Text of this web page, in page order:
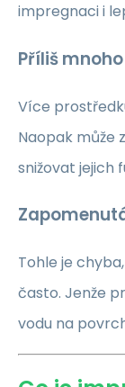
impregnaci i
Příliš
Více
Naopak může
snižovat jejich
Tohle je
často. Jenže
vodu na